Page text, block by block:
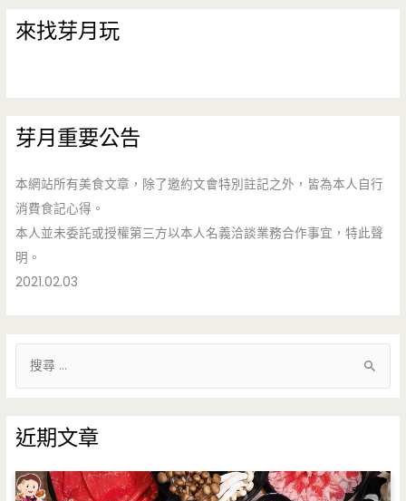
來找芽月玩
芽月重要公告
本網站所有美食文章，除了邀約文會特別註記之外，皆為本人自行
消費食記心得。
本人並未委託或授權第三方以本人名義洽談業務合作事宜，特此聲
明。
2021.02.03
鍵
字
:
近期文章